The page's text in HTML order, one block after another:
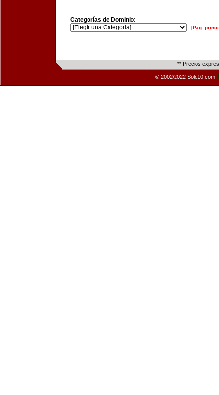
Categorías de Dominio:
[Pág.
** Precios
© 2002/2022 Solo10.com